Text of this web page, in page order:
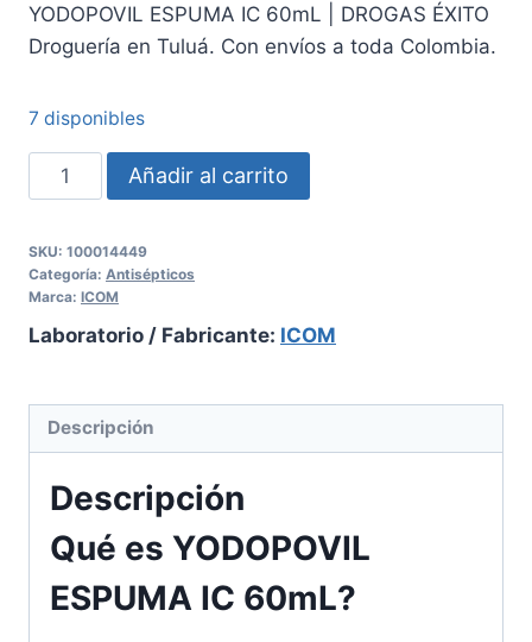
YODOPOVIL ESPUMA IC 60mL | DROGAS ÉXITO
Droguería en Tuluá. Con envíos a toda Colombia.
7 disponibles
Añadir al carrito
SKU: 100014449
Categoría: Antisépticos
Marca: ICOM
Laboratorio / Fabricante: ICOM
Descripción
Descripción
Qué es YODOPOVIL
ESPUMA IC 60mL?